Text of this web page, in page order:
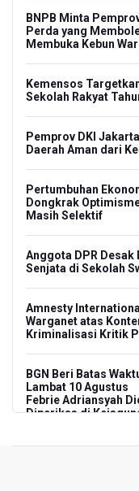
BNPB Minta
Perda yang
Membuka Kebun
Kemensos
Sekolah Rakyat
Pemprov DKI
Daerah Aman dari
Pertumbuhan
Dongkrak
Masih Selektif
Anggota DPR
Senjata di Sekolah
Amnesty
Warganet atas
Kriminalisasi Kritik
BGN Beri Batas
Lambat 10 Agustus
Febrie Adriansyah
Diperiksa di